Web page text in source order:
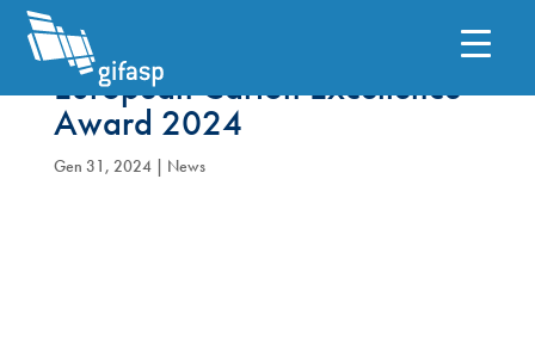
European Carton Excellence
Award 2024
Gen 31, 2024| News